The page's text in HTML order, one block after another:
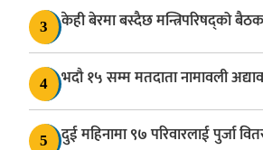
3 केही बेरमा बस्दैछ मन्त्रिपरिषद्को बैठक
4 भदौ १५ सम्म मतदाता नामावली
5 दुई महिनामा ९७ परिवारलाई पुर्जा